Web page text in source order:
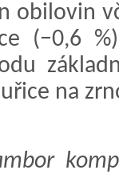
obilovin
(−0,6
na